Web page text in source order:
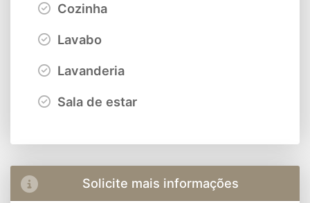
Cozinha
Lavabo
Lavanderia
Sala de estar
Solicite mais informações